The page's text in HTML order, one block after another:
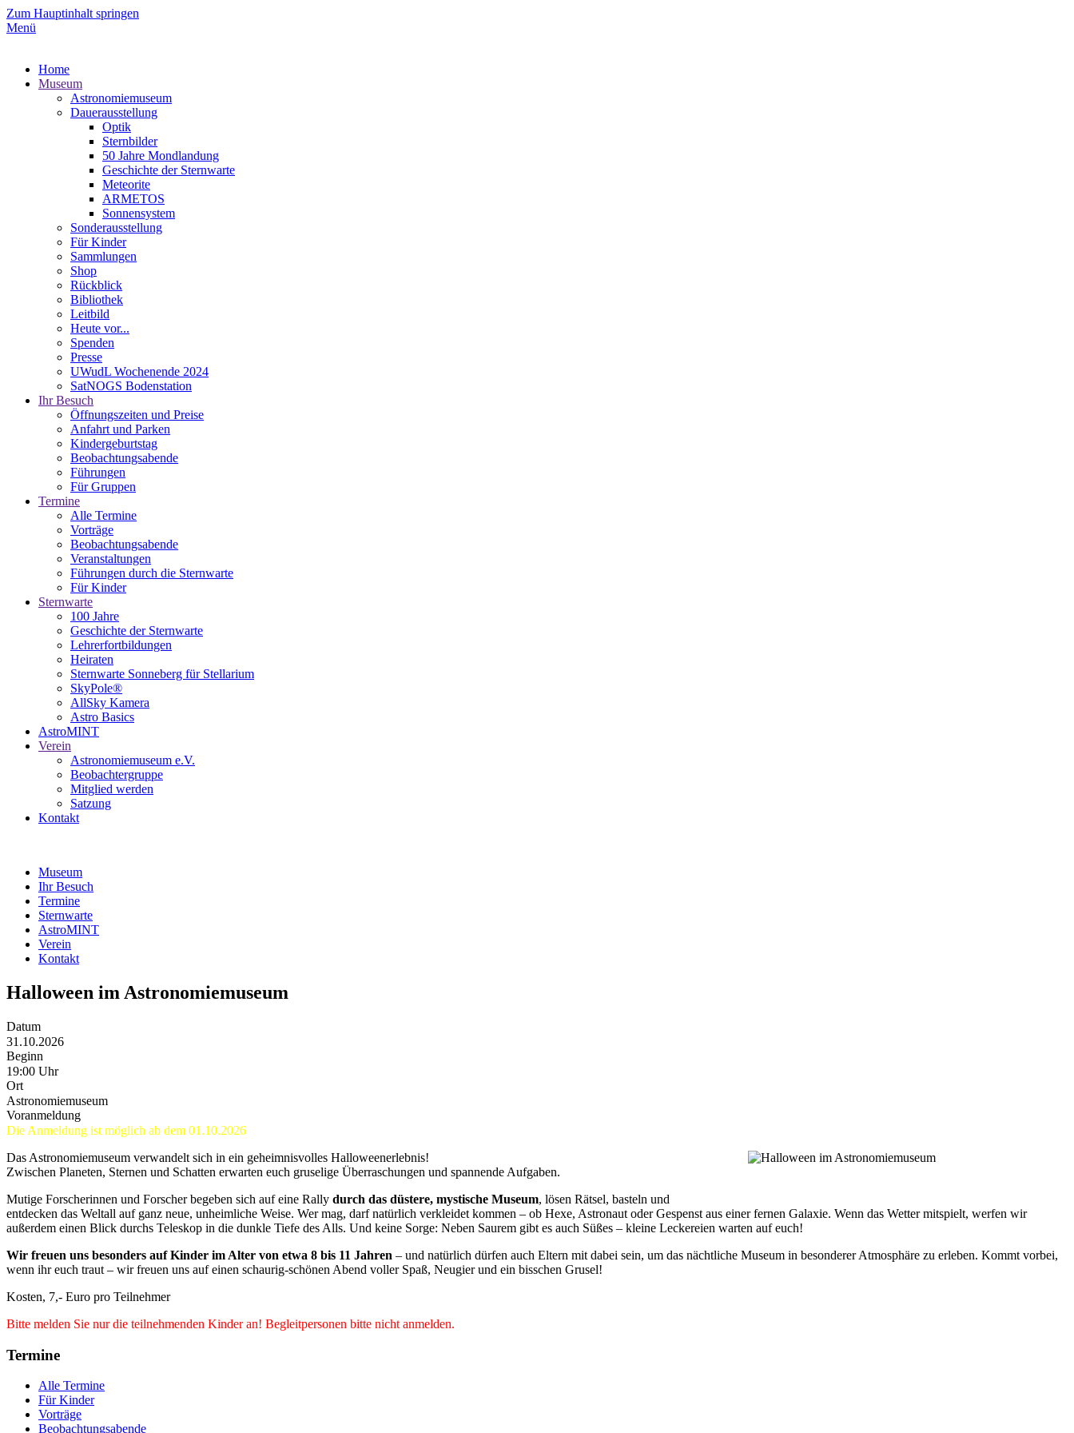
Zum Hauptinhalt springen
Menü
Home
Museum
Astronomiemuseum
Dauerausstellung
Optik
Sternbilder
50 Jahre Mondlandung
Geschichte der Sternwarte
Meteorite
ARMETOS
Sonnensystem
Sonderausstellung
Für Kinder
Sammlungen
Shop
Rückblick
Bibliothek
Leitbild
Heute vor...
Spenden
Presse
UWudL Wochenende 2024
SatNOGS Bodenstation
Ihr Besuch
Öffnungszeiten und Preise
Anfahrt und Parken
Kindergeburtstag
Beobachtungsabende
Führungen
Für Gruppen
Termine
Alle Termine
Vorträge
Beobachtungsabende
Veranstaltungen
Führungen durch die Sternwarte
Für Kinder
Sternwarte
100 Jahre
Geschichte der Sternwarte
Lehrerfortbildungen
Heiraten
Sternwarte Sonneberg für Stellarium
SkyPole®
AllSky Kamera
Astro Basics
AstroMINT
Verein
Astronomiemuseum e.V.
Beobachtergruppe
Mitglied werden
Satzung
Kontakt
Museum
Ihr Besuch
Termine
Sternwarte
AstroMINT
Verein
Kontakt
Halloween im Astronomiemuseum
Datum
31.10.2026
Beginn
19:00 Uhr
Ort
Astronomiemuseum
Voranmeldung
Die Anmeldung ist möglich ab dem 01.10.2026
Das Astronomiemuseum verwandelt sich in ein geheimnisvolles Halloweenerlebnis!
Zwischen Planeten, Sternen und Schatten erwarten euch gruselige Überraschungen und spannende Aufgaben.
Mutige Forscherinnen und Forscher begeben sich auf eine Rally durch das düstere, mystische Museum, lösen Rätsel, basteln und
entdecken das Weltall auf ganz neue, unheimliche Weise. Wer mag, darf natürlich verkleidet kommen – ob Hexe, Astronaut oder Gespenst aus einer fernen Galaxie. Wenn das Wetter mitspielt, werfen wir
außerdem einen Blick durchs Teleskop in die dunkle Tiefe des Alls. Und keine Sorge: Neben Saurem gibt es auch Süßes – kleine Leckereien warten auf euch!
Wir freuen uns besonders auf Kinder im Alter von etwa 8 bis 11 Jahren – und natürlich dürfen auch Eltern mit dabei sein, um das nächtliche Museum in besonderer Atmosphäre zu erleben. Kommt vorbei,
wenn ihr euch traut – wir freuen uns auf einen schaurig-schönen Abend voller Spaß, Neugier und ein bisschen Grusel!
Kosten, 7,- Euro pro Teilnehmer
Bitte melden Sie nur die teilnehmenden Kinder an! Begleitpersonen bitte nicht anmelden.
Termine
Alle Termine
Für Kinder
Vorträge
Beobachtungsabende